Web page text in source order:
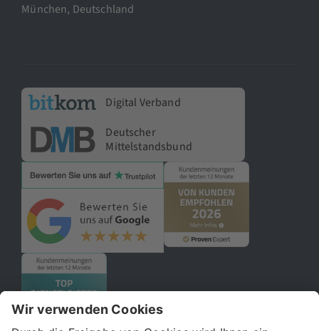
München, Deutschland
Digital Verband
Deutscher
Mittelstandsbund